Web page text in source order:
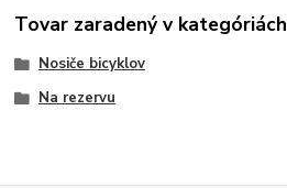
Tovar zaradený v kategóriách
Nosiče bicyklov
Na rezervu